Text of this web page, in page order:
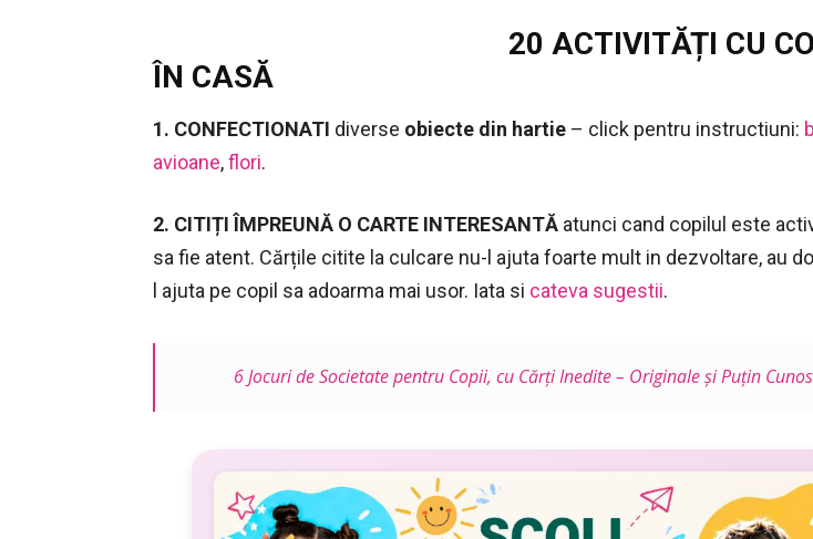
20 ACTIVITĂȚI CU
ÎN CASĂ
1. CONFECTIONATI diverse obiecte din hartie – click pentru instructiuni:
avioane,flori.
2. CITIȚI ÎMPREUNĂ O CARTE INTERESANTĂ atunci cand copilul este
sa fie atent. Cărțile citite la culcare nu-l ajuta foarte mult in dezvoltare, au
l ajuta pe copil sa adoarma mai usor. Iata si cateva sugestii.
6 Jocuri de Societate pentru Copii, cu Cărți Inedite – Originale și Puțin